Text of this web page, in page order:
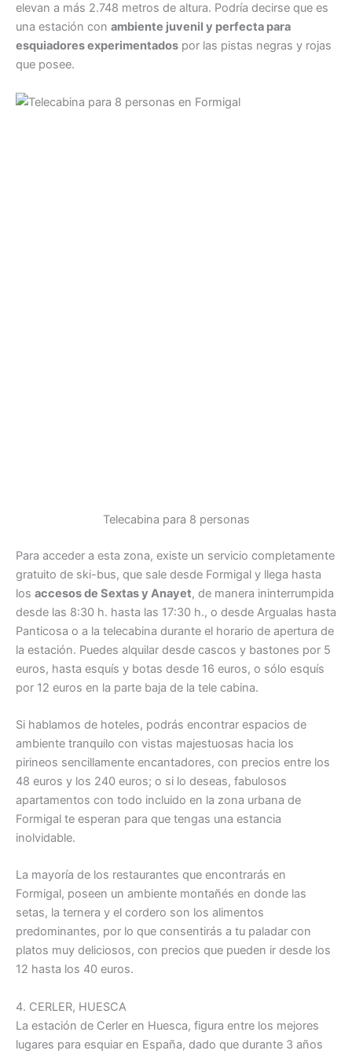
elevan a más 2.748 metros de altura. Podría decirse que es
una estación con ambiente juvenil y perfecta para
esquiadores experimentados por las pistas negras y rojas
que posee.
Telecabina para 8 personas
Para acceder a esta zona, existe un servicio completamente
gratuito de ski-bus, que sale desde Formigal y llega hasta
los accesos de Sextas y Anayet, de manera ininterrumpida
desde las 8:30 h. hasta las 17:30 h., o desde Argualas hasta
Panticosa o a la telecabina durante el horario de apertura de
la estación. Puedes alquilar desde cascos y bastones por 5
euros, hasta esquís y botas desde 16 euros, o sólo esquís
por 12 euros en la parte baja de la tele cabina.
Si hablamos de hoteles, podrás encontrar espacios de
ambiente tranquilo con vistas majestuosas hacia los
pirineos sencillamente encantadores, con precios entre los
48 euros y los 240 euros; o si lo deseas, fabulosos
apartamentos con todo incluido en la zona urbana de
Formigal te esperan para que tengas una estancia
inolvidable.
La mayoría de los restaurantes que encontrarás en
Formigal, poseen un ambiente montañés en donde las
setas, la ternera y el cordero son los alimentos
predominantes, por lo que consentirás a tu paladar con
platos muy deliciosos, con precios que pueden ir desde los
12 hasta los 40 euros.
4. CERLER, HUESCA
La estación de Cerler en Huesca, figura entre los mejores
lugares para esquiar en España, dado que durante 3 años